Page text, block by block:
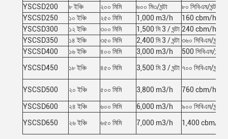
YSCSD200
৮ ইঞ্চি ২০০ মিমি ৬০০ মি৩/ঘন্টা
৮০ সিবিএম/ঘন্টা
YSCSD250
১০ ইঞ্চি ২৫০ মিমি 1,000 m3/h
160 cbm/h
YSCSD300
১২ ইঞ্চি ৩০০ মিমি 1,500 মি 3 / ঘন্টা 240 cbm/h
YSCSD350
১৪ ইঞ্চি ৩৫০ মিমি 2,400 মি 3 / ঘন্টা ৩৬০ সিবিএম/ঘন্টা
YSCSD400
১৬ ইঞ্চি ৪০০ মিমি 3,000 m3/h
500 সিবিএম/ঘন্টা
YSCSD450
১৮ ইঞ্চি ৪৫০ মিমি 3,500 মি 3 / ঘন্টা ৭০০ সিবিএম/ঘন্টা
YSCSD500 ২০ ইঞ্চি ৫০০ মিমি 3,800 m3/h 760 cbm/h
YSCSD600 ২৪ ইঞ্চি ৬০০ মিমি 6,000 m3/h
৯০০ সিবিএম/ঘন্টা
YSCSD650
২৬ ইঞ্চি ৬৫০ মিমি 7,000 m3/h 1,400 cbm/h